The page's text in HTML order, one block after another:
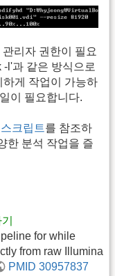
리자 권한이 필요
l'과 같은 방식으로
게 작업이 가능하
이 필요합니다.
크립트를 참조하
한 분석 작업을 즐
for while
from raw Illumina
PMID 30957837